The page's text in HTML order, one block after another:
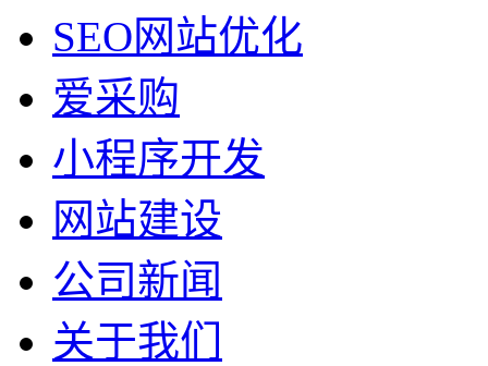
SEO网站优化
爱采购
小程序开发
网站建设
公司新闻
关于我们